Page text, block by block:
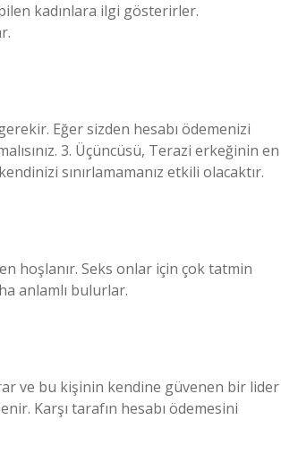
kadınlara ilgi gösterirler.
Eğer sizden hesabı ödemenizi
3. Üçüncüsü, Terazi erkeğinin en
sınırlamamanız etkili olacaktır.
hoşlanır. Seks onlar için çok tatmin
anlamlı bulurlar.
ve bu kişinin kendine güvenen bir lider
Karşı tarafın hesabı ödemesini